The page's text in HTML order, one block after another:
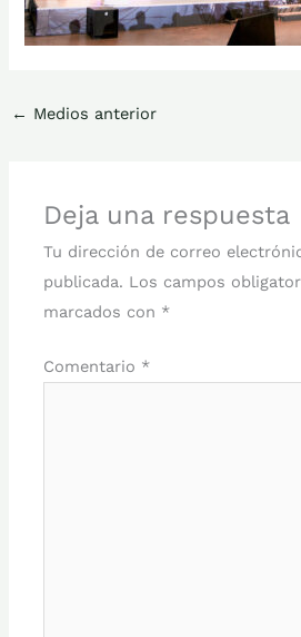
← Medios anterior
Deja una respuesta
Tu dirección de correo
publicada. Los campos
marcados con *
Comentario *